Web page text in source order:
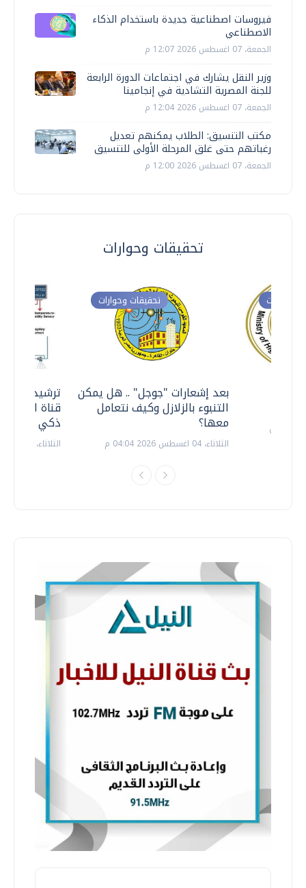
فيروسات اصطناعية جديدة باستخدام الذكاء
الاصطناعي
الجمعة، 07 اغسطس 2026 12:07 م
وزير النقل يشارك في اجتماعات الدورة الرابعة
للجنة المصرية التشادية في إنجامينا
الجمعة، 07 اغسطس 2026 12:04 م
مكتب التنسيق: الطلاب يمكنهم تعديل
رغباتهم حتى غلق المرحلة الأولى للتنسيق
الجمعة، 07 اغسطس 2026 12:00 م
تحقيقات وحوارات
ترشيدا
قناة
ذكي
الثلاثاء، 14 يوليو 2026 06:11 م
تحقيقات وحوارات
بعد إشعارات "جوجل" .. هل يمكن
التنبوء بالزلازل وكيف نتعامل
معها؟
الثلاثاء، 04 اغسطس 2026 04:04 م
وحوارات